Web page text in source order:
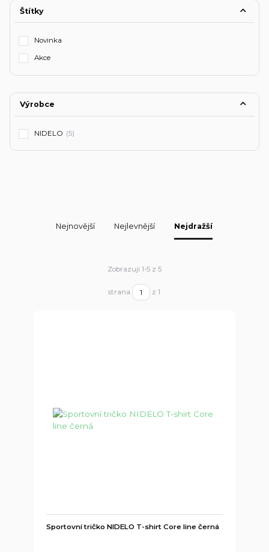
Štítky
Novinka
Akce
Výrobce
NIDELO (5)
Nejnovější Nejlevnější Nejdražší
Zobrazuji 1-5 z 5
strana z 1
Sportovní tričko NIDELO T-shirt Core line černá